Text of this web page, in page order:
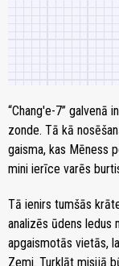
“Chang'e-7” galvenā
zonde. Tā kā
gaisma, kas Mēness
mini ierīce varēs
Tā ienirs tumšās
analizēs ūdens ledus
apgaismotās vietās,
Zemi. Turklāt misijā